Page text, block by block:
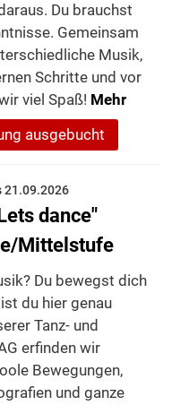
Du brauchst
Gemeinsam
Musik,
Schritte und vor
viel Spaß! Mehr
ausgebucht
21.09.2026
dance"
Mittelstufe
Du bewegst dich
du hier genau
Tanz- und
erfinden wir
Bewegungen,
und ganze